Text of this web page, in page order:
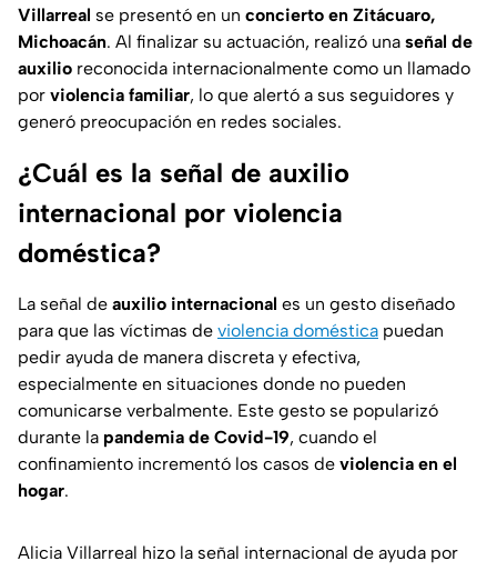
Villarreal se presentó en un concierto en Zitácuaro,
Michoacán. Al finalizar su actuación, realizó una señal de
auxilio reconocida internacionalmente como un llamado
por violencia familiar, lo que alertó a sus seguidores y
generó preocupación en redes sociales.
¿Cuál es la señal de auxilio
internacional por violencia
doméstica?
La señal de auxilio internacional es un gesto diseñado
para que las víctimas de violencia doméstica puedan
pedir ayuda de manera discreta y efectiva,
especialmente en situaciones donde no pueden
comunicarse verbalmente. Este gesto se popularizó
durante la pandemia de Covid-19, cuando el
confinamiento incrementó los casos de violencia en el
hogar.
Alicia Villarreal hizo la señal internacional de ayuda por